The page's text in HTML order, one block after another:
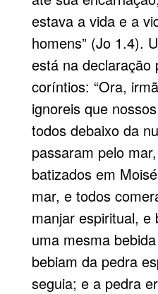
estava a vida e a
homens” (Jo 1.4).
está na declaração
coríntios: “Ora,
ignoreis que
todos debaixo da
passaram pelo
batizados em
mar, e todos
manjar espiritual, e
uma mesma
bebiam da pedra
seguia; e a pedra